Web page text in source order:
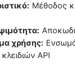
Μέθοδος
χρήσης:
API